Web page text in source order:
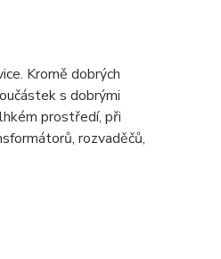
Kromě dobrých
s dobrými
prostředí, při
rozvaděčů,